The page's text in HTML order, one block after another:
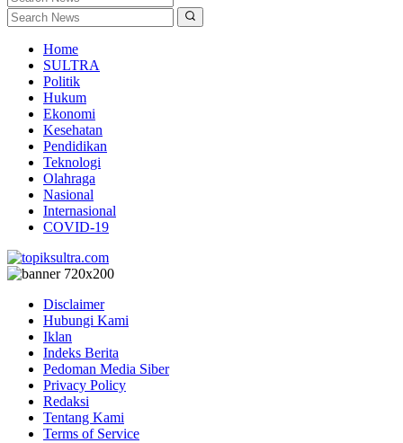
Home
SULTRA
Politik
Hukum
Ekonomi
Kesehatan
Pendidikan
Teknologi
Olahraga
Nasional
Internasional
COVID-19
Disclaimer
Hubungi Kami
Iklan
Indeks Berita
Pedoman Media Siber
Privacy Policy
Redaksi
Tentang Kami
Terms of Service